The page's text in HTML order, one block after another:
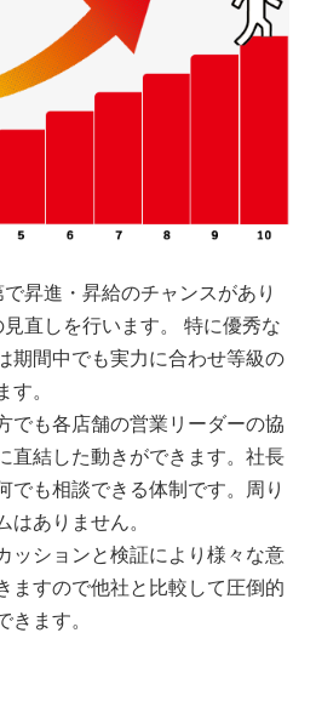
昇進・昇給のチャンスがあり
直しを行います。 特に優秀な
期間中でも実力に合わせ等級の
す。
でも各店舗の営業リーダーの協
直結した動きができます。社長
でも相談できる体制です。周り
はありません。
ッションと検証により様々な意
ますので他社と比較して圧倒的
きます。